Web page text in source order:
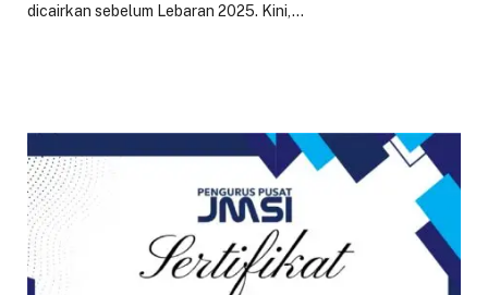
dicairkan sebelum Lebaran 2025. Kini,…